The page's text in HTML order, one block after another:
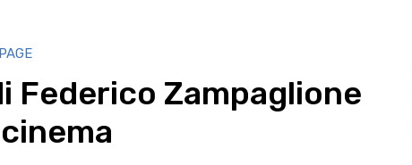
Federico Zampaglione